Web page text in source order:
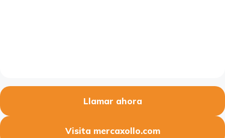
Llamar ahora
Visita mercaxollo.com